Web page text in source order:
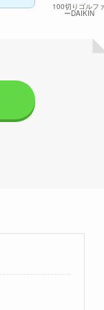
100切りゴルフ
ーDAIKIN